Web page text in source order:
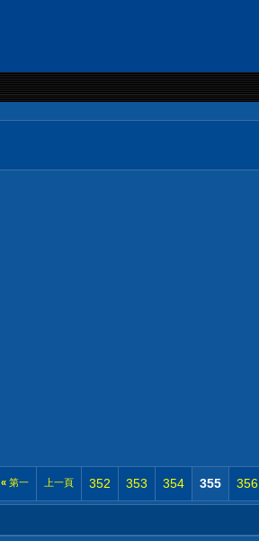
«第一 上一頁 352 353 354 355 356